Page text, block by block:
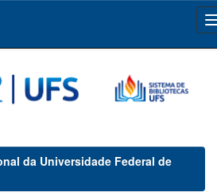
da Universidade Federal de